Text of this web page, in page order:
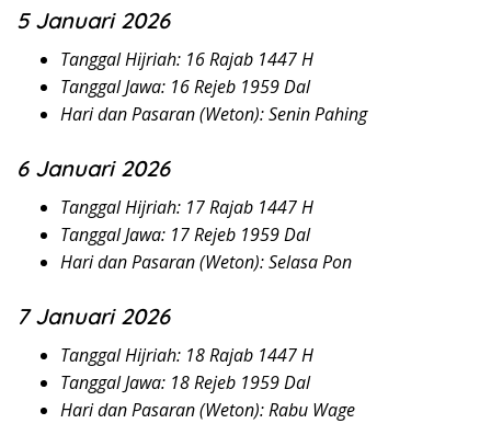
5 Januari 2026
Tanggal Hijriah: 16 Rajab 1447 H
Tanggal Jawa: 16 Rejeb 1959 Dal
Hari dan Pasaran (Weton): Senin Pahing
6 Januari 2026
Tanggal Hijriah: 17 Rajab 1447 H
Tanggal Jawa: 17 Rejeb 1959 Dal
Hari dan Pasaran (Weton): Selasa Pon
7 Januari 2026
Tanggal Hijriah: 18 Rajab 1447 H
Tanggal Jawa: 18 Rejeb 1959 Dal
Hari dan Pasaran (Weton): Rabu Wage